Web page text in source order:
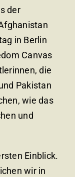
der
in Berlin
Canvas
die
Pakistan
wie das
und
Einblick.
wir in